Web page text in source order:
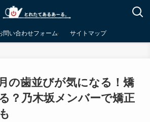
問い合わせフォーム サイトマップ
の歯並びが気になる！矯
？乃木坂メンバーで矯正